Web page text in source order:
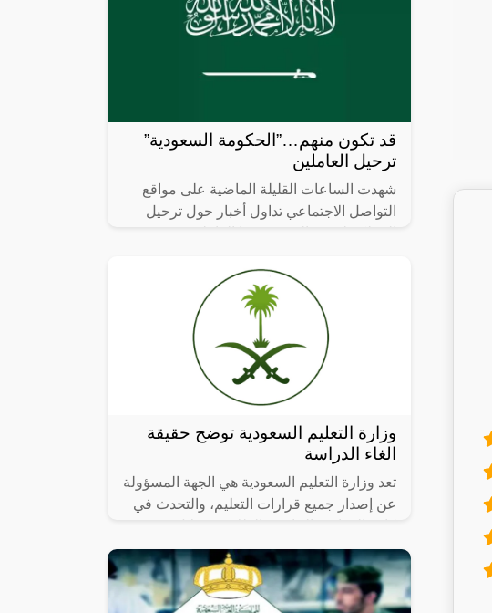
قد تكون منهم…”الحكومة السعودية”
ترحيل العاملين
شهدت الساعات القليلة الماضية على مواقع
التواصل الاجتماعي تداول أخبار حول ترحيل
وزارة التعليم السعودية توضح حقيقة
الغاء الدراسة
تعد وزارة التعليم السعودية هي الجهة المسؤولة
عن إصدار جميع قرارات التعليم، والتحدث في
الفترة يتساءلون عن حقيقة الغاء